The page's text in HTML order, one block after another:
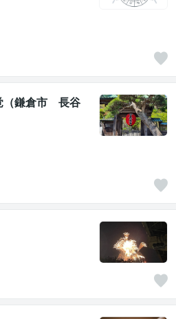
（鎌倉市 長谷